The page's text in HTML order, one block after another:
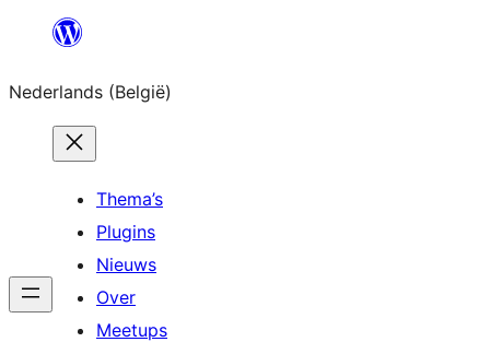
Spring
de
inhoud
Nederlands (België)
Thema’s
Plugins
Nieuws
Over
Meetups